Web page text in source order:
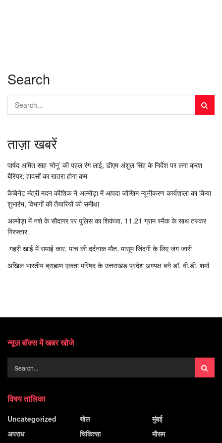
Search
ताज़ा खबरें
पार्षद अमित साह ‘मोनू’ की पहल रंग लाई, डीएम अंशुल सिंह के निर्देश पर लगा क्रश
बैरियर; हादसों का खतरा होगा कम
कैबिनेट मंत्री मदन कौशिक ने अल्मोड़ा में आपदा जोखिम न्यूनीकरण कार्यशाला का किया
शुभारंभ, विभागों की तैयारियों की समीक्षा
अल्मोड़ा में नशे के सौदागर पर पुलिस का शिकंजा, 11.21 ग्राम स्मैक के साथ तस्कर
गिरफ्तार
गहरी खाई में समाई कार, पांच की दर्दनाक मौत, मासूम जिंदगी के लिए जंग जारी
अखिल भारतीय ब्राह्मण एकता परिषद के उत्तराखंड प्रदेश अध्यक्ष बने डॉ. वी.डी. शर्मा
न्यूज़ बॉक्स में खबर खोजे
विषय तालिका
Uncategorized
अपराध
खेल
चिकित्सा
मुंबई
मौसम